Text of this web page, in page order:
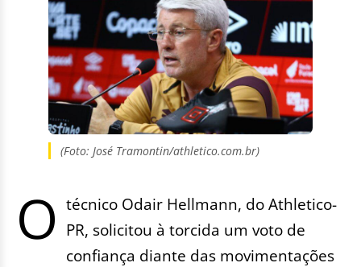
(Foto: José Tramontin/athletico.com.br)
O técnico Odair Hellmann, do Athletico-
PR, solicitou à torcida um voto de
confiança diante das movimentações